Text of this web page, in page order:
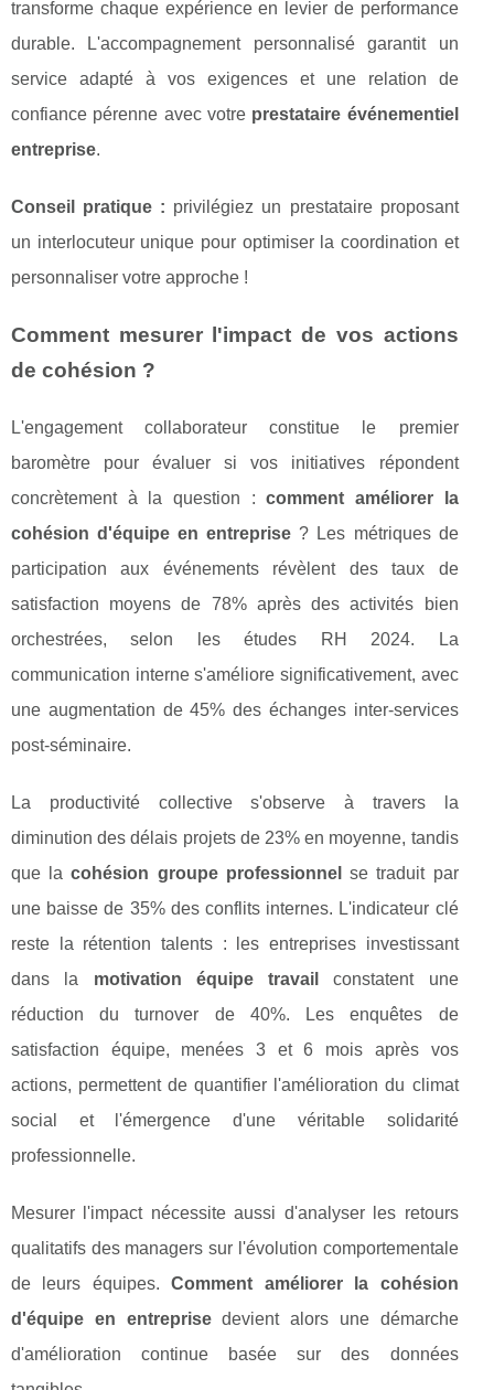
transforme chaque expérience en levier de performance
durable. L'accompagnement personnalisé garantit un
service adapté à vos exigences et une relation de
confiance pérenne avec votre prestataire événementiel
entreprise.
Conseil pratique : privilégiez un prestataire proposant
un interlocuteur unique pour optimiser la coordination et
personnaliser votre approche !
Comment mesurer l'impact de vos actions
de cohésion ?
L'engagement collaborateur constitue le premier
baromètre pour évaluer si vos initiatives répondent
concrètement à la question :comment améliorer la
cohésion d'équipe en entreprise ? Les métriques de
participation aux événements révèlent des taux de
satisfaction moyens de 78% après des activités bien
orchestrées, selon les études RH 2024. La
communication interne s'améliore significativement, avec
une augmentation de 45% des échanges inter-services
post-séminaire.
La productivité collective s'observe à travers la
diminution des délais projets de 23% en moyenne, tandis
que lacohésion groupe professionnel
se traduit par
une baisse de 35% des conflits internes. L'indicateur clé
reste la rétention talents : les entreprises investissant
dans la motivation équipe travail
constatent une
réduction du turnover de 40%. Les enquêtes de
satisfaction équipe, menées 3 et 6 mois après vos
actions, permettent de quantifier l'amélioration du climat
social et l'émergence d'une véritable solidarité
professionnelle.
Mesurer l'impact nécessite aussi d'analyser les retours
qualitatifs des managers sur l'évolution comportementale
de leurs équipes.Comment améliorer la cohésion
d'équipe en entreprisedevient alors une démarche
d'amélioration continue basée sur des données